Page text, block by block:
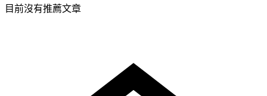
目前沒有推薦文章